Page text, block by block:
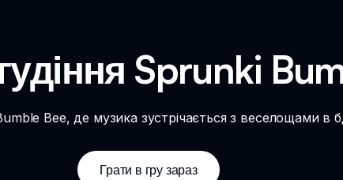
Sprunki
Bee, де музика зустрічається з веселощами в
Грати в гру зараз